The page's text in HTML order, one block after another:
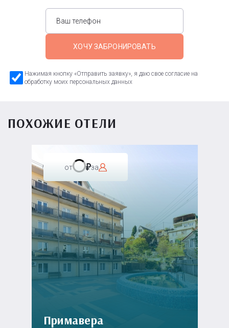
ХОЧУ ЗАБРОНИРОВАТЬ
Нажимая кнопку «Отправить заявку», я даю свое согласие на
обработку моих персональных данных
ПОХОЖИЕ ОТЕЛИ
от за
Примавера